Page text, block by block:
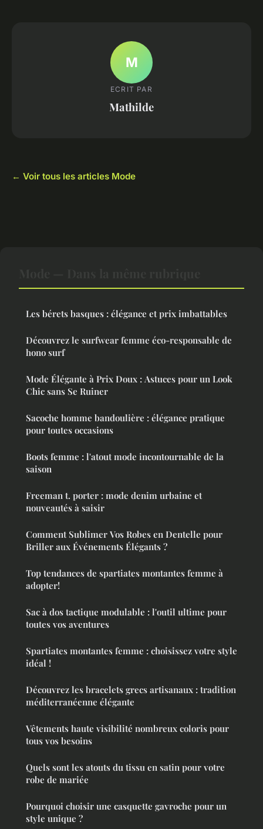
M
ECRIT PAR
Mathilde
← Voir tous les articles Mode
Les bérets basques : élégance et prix imbattables
Découvrez le surfwear femme éco-responsable de
hono surf
Mode Élégante à Prix Doux : Astuces pour un Look
Chic sans Se Ruiner
Sacoche homme bandoulière : élégance pratique
pour toutes occasions
Boots femme : l'atout mode incontournable de la
saison
Freeman t. porter : mode denim urbaine et
nouveautés à saisir
Comment Sublimer Vos Robes en Dentelle pour
Briller aux Événements Élégants ?
Top tendances de spartiates montantes femme à
adopter!
Sac à dos tactique modulable : l'outil ultime pour
toutes vos aventures
Spartiates montantes femme : choisissez votre style
idéal !
Découvrez les bracelets grecs artisanaux : tradition
méditerranéenne élégante
Vêtements haute visibilité nombreux coloris pour
tous vos besoins
Quels sont les atouts du tissu en satin pour votre
robe de mariée
Pourquoi choisir une casquette gavroche pour un
style unique ?